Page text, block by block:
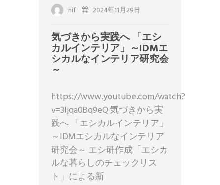
nif 2024年11月29日
気づきから実践へ 「エシ
カルインテリア」～IDMエ
シカルなインテリア研究会
～
https://www.youtube.com/watch?
v=3Ijqa0Bq9eQ 気づきから実
践へ 「エシカルインテリア」
～IDMエシカルなインテリア
研究会～ エシ研作成「エシカ
ルな暮らしのチェックリス
ト」による新